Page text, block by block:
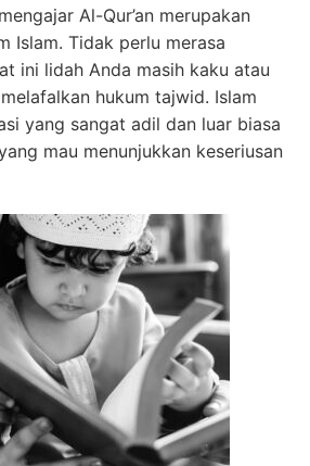
Al-Qur’an merupakan
Islam. Tidak perlu merasa
ini lidah Anda masih kaku atau
hukum tajwid. Islam
yang sangat adil dan luar biasa
mau menunjukkan keseriusan